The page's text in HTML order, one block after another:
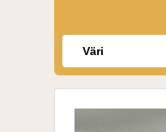
Väri